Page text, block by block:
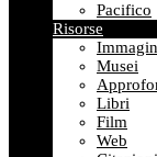
Pacifico
Risorse
Musei
Libri
Film
Web